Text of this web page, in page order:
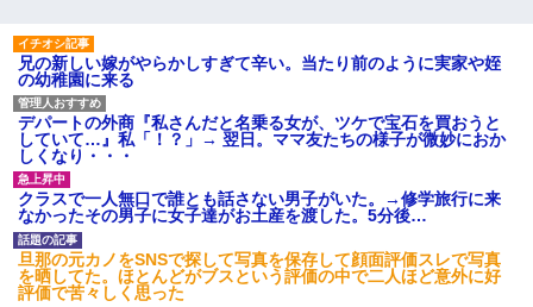
みようとしただけ☆』義兄「泥
は出てけ！二度と来るな！」結
果・・・
私「初めて飲む味だけどなん
のお茶？」彼「ちっ！」私「」
【GIF】JSのカンチョーワロ
タ
後続車にクラクションを鳴ら
され彼氏が逆切れ。「何クラク
ション鳴らしてんだ！降りてこ
いよ！」と怒鳴りだし...
【衝撃】報酬100万円超の治験
募集がこちらｗｗｗｗｗ(※画像
あり)
兄の新しい嫁がやらかしすぎて辛い。当たり前のように実家や姪
の幼稚園に来る
デパートの外商『私さんだと名乗る女が、ツケで宝石を買おうと
していて…』私「！？」→ 翌日。ママ友たちの様子が微妙におか
しくなり・・・
クラスで一人無口で誰とも話さない男子がいた。→修学旅行に来
なかったその男子に女子達がお土産を渡した。5分後…
旦那の元カノをSNSで探して写真を保存して顔面評価スレで写真
を晒してた。ほとんどがブスという評価の中で二人ほど意外に好
評価で苦々しく思った